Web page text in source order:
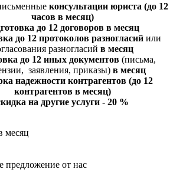
консультации юриста (до 12
часов в месяц)
до 12 договоров в месяц
до 12 протоколов разногласийили
разногласий в месяц
до 12 иных документов (письма,
заявления, приказы) в месяц
надежности контрагентов (до 12
контрагентов в месяц)
на другие услуги - 20 %
месяц
предложение от нас